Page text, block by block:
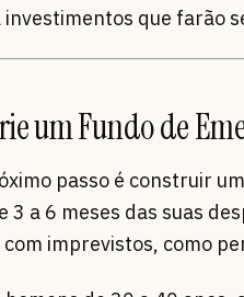
investimentos que farão
um Fundo de
passo é construir um
3 a 6 meses das suas
imprevistos, como